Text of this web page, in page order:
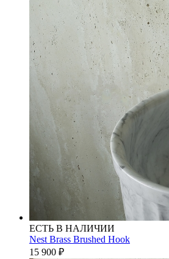
ЕСТЬ В НАЛИЧИИ
Nest Brass Brushed Hook
15 900 ₽